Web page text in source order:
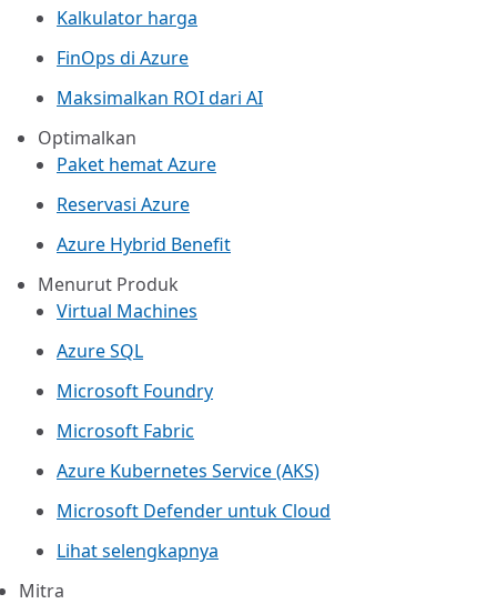
Kalkulator harga
FinOps di Azure
Maksimalkan ROI dari AI
Optimalkan
Paket hemat Azure
Reservasi Azure
Azure Hybrid Benefit
Menurut Produk
Virtual Machines
Azure SQL
Microsoft Foundry
Microsoft Fabric
Azure Kubernetes Service (AKS)
Microsoft Defender untuk Cloud
Lihat selengkapnya
Mitra